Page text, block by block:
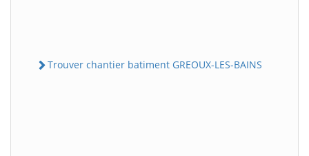
Trouver chantier batiment GREOUX-LES-BAINS